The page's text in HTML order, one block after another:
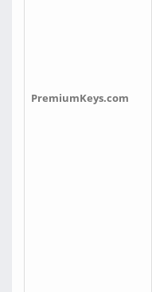
PremiumKeys.com